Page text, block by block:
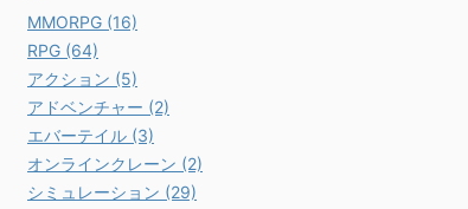
MMORPG (16)
RPG (64)
アクション (5)
アドベンチャー (2)
エバーテイル (3)
オンラインクレーン (2)
シミュレーション (29)